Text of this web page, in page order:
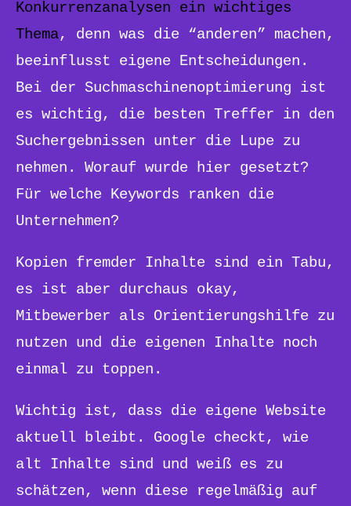
Konkurrenzanalysen ein wichtiges
Thema, denn was die “anderen” machen,
beeinflusst eigene Entscheidungen.
Bei der Suchmaschinenoptimierung ist
es wichtig, die besten Treffer in den
Suchergebnissen unter die Lupe zu
nehmen. Worauf wurde hier gesetzt?
Für welche Keywords ranken die
Unternehmen?
Kopien fremder Inhalte sind ein Tabu,
es ist aber durchaus okay,
Mitbewerber als Orientierungshilfe zu
nutzen und die eigenen Inhalte noch
einmal zu toppen.
Wichtig ist, dass die eigene Website
aktuell bleibt. Google checkt, wie
alt Inhalte sind und weiß es zu
schätzen, wenn diese regelmäßig auf